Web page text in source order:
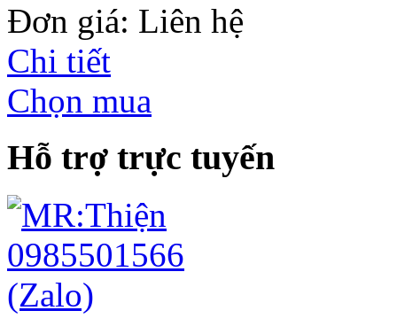
Đơn giá: Liên hệ
Chi tiết
Chọn mua
Hỗ trợ trực tuyến